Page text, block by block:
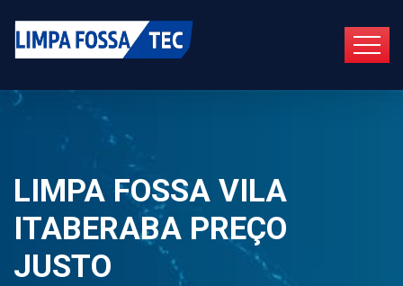
LIMPA FOSSA VILA
ITABERABA PREÇO
JUSTO